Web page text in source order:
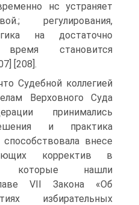
нс устраняет
регулирования,
на достаточно
время становится
[208].
Судебной коллегией
Верховного Суда
принимались
и практика
внесе
корректив в
которые нашли
VII Закона «Об
избирательных